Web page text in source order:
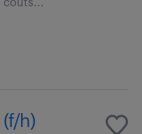
coûts...
h)